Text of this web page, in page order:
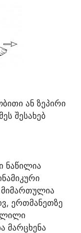
ან ზეპირი
შესახებ
ნაწილია
ერთმანეთზე
მარცხენა